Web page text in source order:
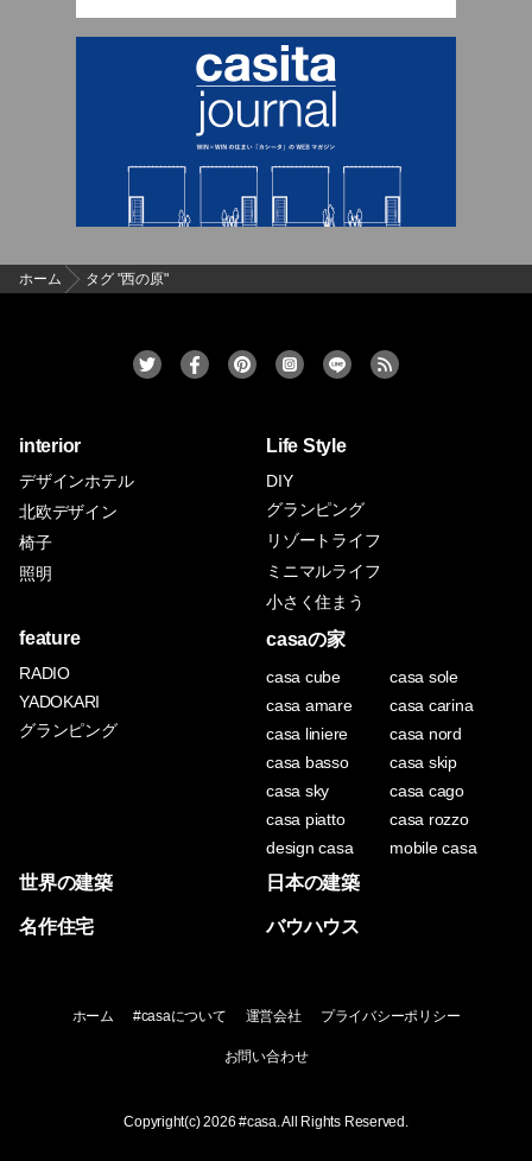
ホーム タグ "西の原"
interior
デザインホテル
北欧デザイン
椅子
照明
Life Style
DIY
グランピング
リゾートライフ
ミニマルライフ
小さく住まう
feature
RADIO
YADOKARI
グランピング
casaの家
casa cube
casa sole
casa amare
casa carina
casa liniere
casa nord
casa basso
casa skip
casa sky
casa cago
casa piatto
casa rozzo
design casa
mobile casa
世界の建築 日本の建築
名作住宅 バウハウス
ホーム #casaについて 運営会社 プライバシーポリシー
お問い合わせ
Copyright(c) 2026#casa. All Rights Reserved.